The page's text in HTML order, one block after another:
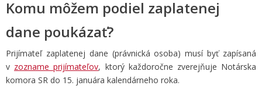
Komu môžem podiel zaplatenej
dane poukázať?
Prijímateľ zaplatenej dane (právnická osoba) musí byť zapísaná
v zozname prijímateľov, ktorý každoročne zverejňuje Notárska
komora SR do 15. januára kalendárneho roka.